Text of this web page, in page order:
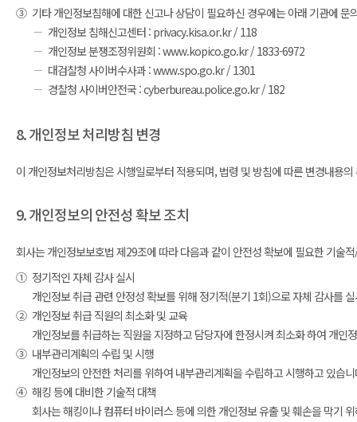
③ 기타 개인정보침해에 대한 신고나 상담이 필요하신 경우에는 아래 기관에 문
개인정보 침해신고센터 : privacy.kisa.or.kr / 118
개인정보 분쟁조정위원회 : www.kopico.go.kr / 1833-6972
대검찰청 사이버수사과 : www.spo.go.kr / 1301
경찰청 사이버안전국 : cyberbureau.police.go.kr / 182
8. 개인정보 처리방침 변경
이 개인정보처리방침은 시행일로부터 적용되며, 법령 및 방침에 따른 변경내용
9. 개인정보의 안전성 확보 조치
회사는 개인정보보호법 제29조에 따라 다음과 같이 안전성 확보에 필요한 기술
① 정기적인 자체 감사 실시
개인정보 취급 관련 안정성 확보를 위해 정기적(분기 1회)으로 자체 감사를
② 개인정보 취급 직원의 최소화 및 교육
개인정보를 취급하는 직원을 지정하고 담당자에 한정시켜 최소화 하여 개인
③ 내부관리계획의 수립 및 시행
개인정보의 안전한 처리를 위하여 내부관리계획을 수립하고 시행하고 있습
④ 해킹 등에 대비한 기술적 대책
회사는 해킹이나 컴퓨터 바이러스 등에 의한 개인정보 유출 및 훼손을 막기